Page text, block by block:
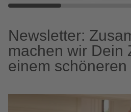
Newsletter:
machen wir Dein
einem schöneren